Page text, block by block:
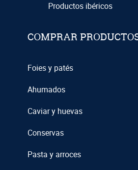
Productos ibéricos
COMPRAR
Foies y patés
Ahumados
Caviar y huevas
Conservas
Pasta y arroces